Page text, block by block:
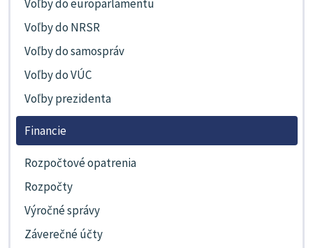
Voľby do europarlamentu
Voľby do NRSR
Voľby do samospráv
Voľby do VÚC
Voľby prezidenta
Financie
Rozpočtové opatrenia
Rozpočty
Výročné správy
Záverečné účty